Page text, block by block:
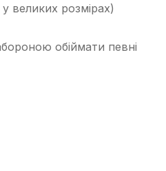
великих розмірах)
обіймати певні